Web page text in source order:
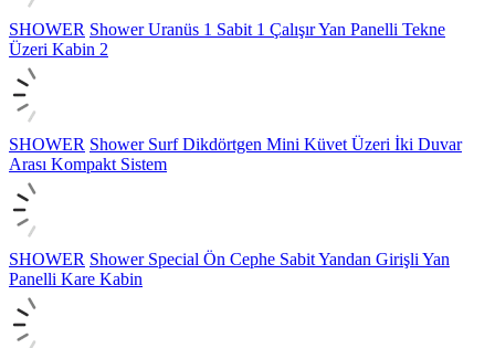
SHOWER Shower Uranüs 1 Sabit 1 Çalışır Yan Panelli Tekne
Üzeri Kabin 2
SHOWER Shower Surf Dikdörtgen Mini Küvet Üzeri İki Duvar
Arası Kompakt Sistem
SHOWER Shower Special Ön Cephe Sabit Yandan Girişli Yan
Panelli Kare Kabin